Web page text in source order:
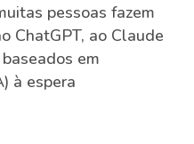
pessoas fazem
ChatGPT, ao Claude
em
à espera